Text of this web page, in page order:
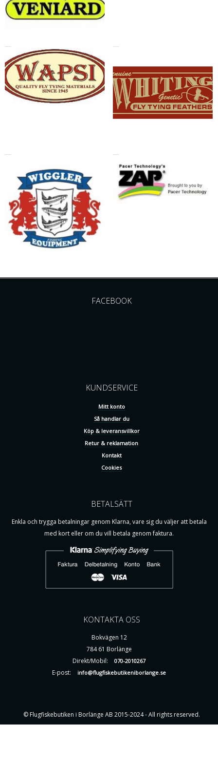
FACEBOOK
KUNDSERVICE
Mitt konto
Så handlar du
Köp & leveransvillkor
Retur & reklamation
Kontakt
Cookies
BETALSÄTT
Enkla och trygga betalningar genom Klarna, vare sig du väljer att betala
med kort eller om du vill betala genom faktura.
KONTAKTA OSS
Bokvägen 12
784 61 Borlänge
Direkt/Mobil:
070-2010267
E-post: info@flugfiskebutikeniborlange.se
© Flugfiskebutiken i Borlänge AB 2015-2024 - All rights reserved.